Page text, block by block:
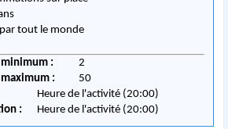
tout le monde
:
2
:
50
Heure de l'activité (20:00)
:
Heure de l'activité (20:00)